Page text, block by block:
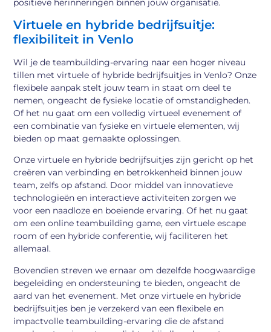
positieve herinneringen binnen jouw organisatie.
Virtuele en hybride bedrijfsuitje:
flexibiliteit in Venlo
Wil je de teambuilding-ervaring naar een hoger niveau
tillen met virtuele of hybride bedrijfsuitjes in Venlo? Onze
flexibele aanpak stelt jouw team in staat om deel te
nemen, ongeacht de fysieke locatie of omstandigheden.
Of het nu gaat om een volledig virtueel evenement of
een combinatie van fysieke en virtuele elementen, wij
bieden op maat gemaakte oplossingen.
Onze virtuele en hybride bedrijfsuitjes zijn gericht op het
creëren van verbinding en betrokkenheid binnen jouw
team, zelfs op afstand. Door middel van innovatieve
technologieën en interactieve activiteiten zorgen we
voor een naadloze en boeiende ervaring. Of het nu gaat
om een online teambuilding game, een virtuele escape
room of een hybride conferentie, wij faciliteren het
allemaal.
Bovendien streven we ernaar om dezelfde hoogwaardige
begeleiding en ondersteuning te bieden, ongeacht de
aard van het evenement. Met onze virtuele en hybride
bedrijfsuitjes ben je verzekerd van een flexibele en
impactvolle teambuilding-ervaring die de afstand